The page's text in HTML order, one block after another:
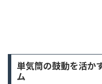
単気筒の鼓動を活か
ム